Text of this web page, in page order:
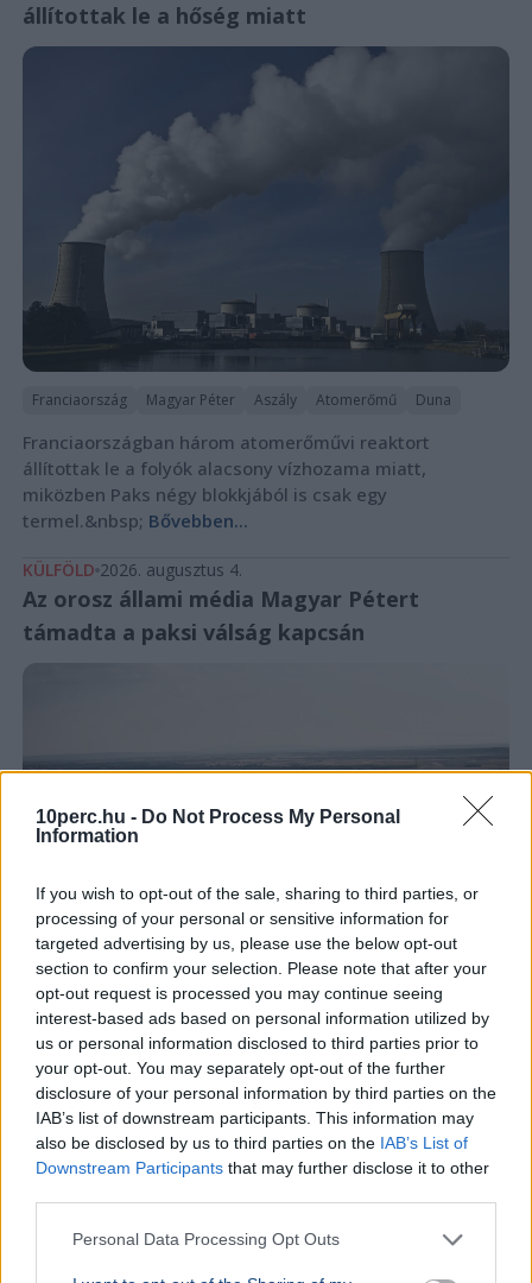
10perc.hu - Do Not Process My Personal
Information
If you wish to opt-out of the sale, sharing to third parties, or
processing of your personal or sensitive information for
targeted advertising by us, please use the below opt-out
section to confirm your selection. Please note that after your
opt-out request is processed you may continue seeing
interest-based ads based on personal information utilized by
us or personal information disclosed to third parties prior to
your opt-out. You may separately opt-out of the further
disclosure of your personal information by third parties on the
IAB’s list of downstream participants. This information may
also be disclosed by us to third parties on the IAB’s List of
Downstream Participants that may further disclose it to other
Personal Data Processing Opt Outs
állítottak le a hőség miatt
Franciaország Magyar Péter Aszály Atomerőmű Duna
Franciaországban három atomerőművi reaktort
állítottak le a folyók alacsony vízhozama miatt,
miközben Paks négy blokkjából is csak egy
termel.&nbsp; Bővebben...
KÜLFÖLD 2026. augusztus 4.
Az orosz állami média Magyar Pétert
támadta a paksi válság kapcsán
Oroszország Magyar Péter Paks Atomerőmű
A RIA Novosztyi orosz állami hírügynökség a paksi
vízhiányt kihasználva bírálta gúnyosan Magyar Pétert
korábbi, Paks II-ről tett kritikus kijelentései miatt.
Bővebben...
tagságról, most feladta a londoni ukrán